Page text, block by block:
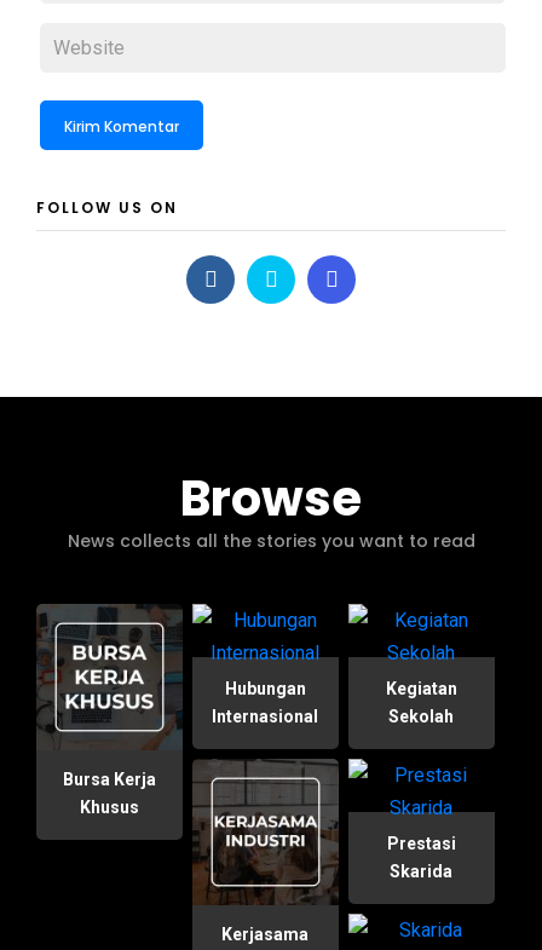
FOLLOW US ON
Browse
News collects all the stories you want to read
Bursa Kerja
Khusus
Hubungan
Internasional
Kegiatan
Sekolah
Kerjasama
Prestasi
Skarida